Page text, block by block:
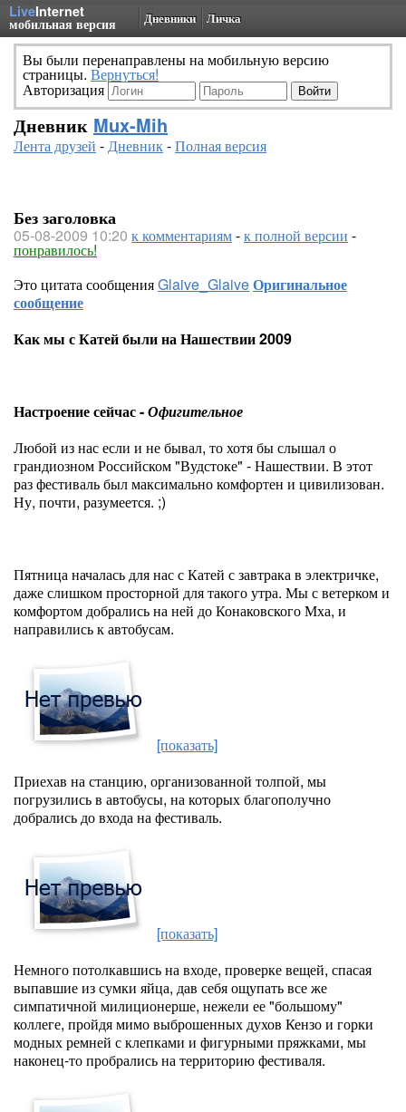
LiveInternet
мобильная версия Дневники Личка
Вы были перенаправлены на мобильную версию
страницы. Вернуться!
Авторизация
Дневник Mux-Mih
Лента друзей -Дневник-Полная версия
Без заголовка
05-08-2009 10:20 к комментариям-к полной версии -
понравилось!
Это цитата сообщенияGlaive_GlaiveОригинальное
сообщение
Как мы с Катей были на Нашествии 2009
Настроение сейчас -Офигительное
Любой из нас если и не бывал, то хотя бы слышал о
грандиозном Российском "Вудстоке" - Нашествии. В этот
раз фестиваль был максимально комфортен и цивилизован.
Ну, почти, разумеется. ;)
Пятница началась для нас с Катей с завтрака в электричке,
даже слишком просторной для такого утра. Мы с ветерком и
комфортом добрались на ней до Конаковского Мха, и
направились к автобусам.
[показать]
Приехав на станцию, организованной толпой, мы
погрузились в автобусы, на которых благополучно
добрались до входа на фестиваль.
[показать]
Немного потолкавшись на входе, проверке вещей, спасая
выпавшие из сумки яйца, дав себя ощупать все же
симпатичной милиционерше, нежели ее "большому"
коллеге, пройдя мимо выброшенных духов Кензо и горки
модных ремней с клепками и фигурными пряжками, мы
наконец-то пробрались на территорию фестиваля.